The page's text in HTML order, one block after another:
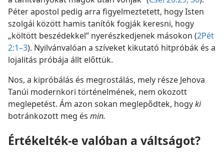
Péter apostol pedig arra figyelmeztetett, hogy Isten
szolgái között hamis tanítók fogják keresni, hogy
„költött beszédekkel” nyerészkedjenek másokon (2Pét
2:1–3). Nyilvánvalóan a szíveket kikutató hitpróbák és a
lojalitás próbája állt előttük.
Nos, a kipróbálás és megrostálás, mely része Jehova
Tanúi modernkori történelmének, nem okozott
meglepetést. Ám azon sokan meglepődtek, hogyki
botránkozott meg és min.
Értékelték-e valóban a váltságot?